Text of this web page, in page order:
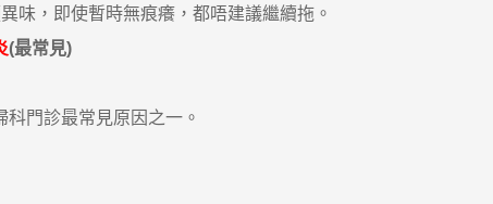
，即使暫時無痕癢，都唔建議繼續拖。
(最常見)
門診最常見原因之一。